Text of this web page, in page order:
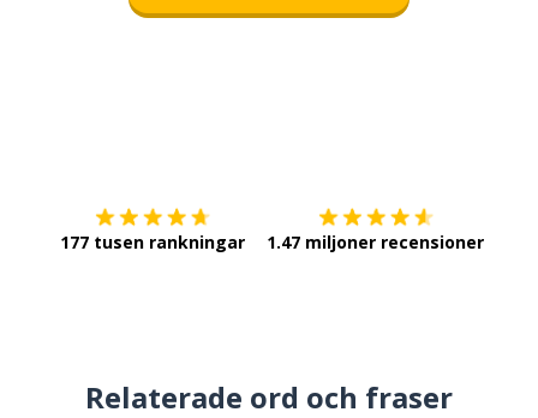
177 tusen rankningar 1.47 miljoner recensioner
Relaterade ord och fraser